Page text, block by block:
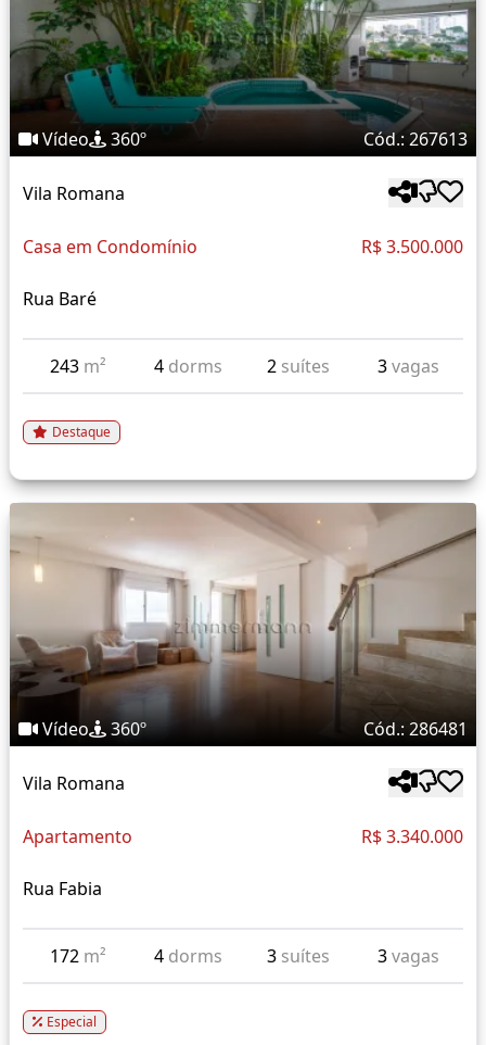
Vídeo 360º Cód.: 267613
Vila Romana
Casa em Condomínio R$ 3.500.000
Rua Baré
243 m² 4 dorms 2 suítes 3vagas
Destaque
Vídeo 360º Cód.: 286481
Vila Romana
Apartamento R$ 3.340.000
Rua Fabia
172 m² 4 dorms 3 suítes 3vagas
Especial